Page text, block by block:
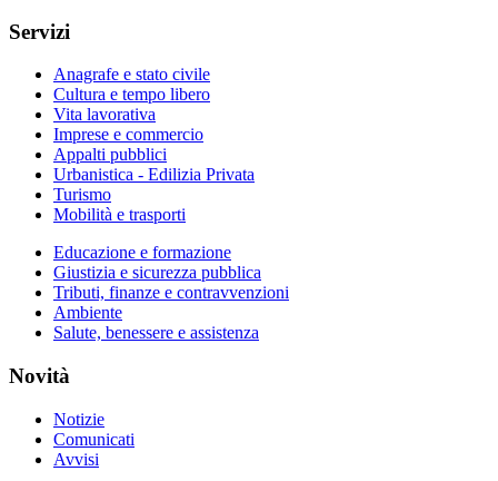
Servizi
Anagrafe e stato civile
Cultura e tempo libero
Vita lavorativa
Imprese e commercio
Appalti pubblici
Urbanistica - Edilizia Privata
Turismo
Mobilità e trasporti
Educazione e formazione
Giustizia e sicurezza pubblica
Tributi, finanze e contravvenzioni
Ambiente
Salute, benessere e assistenza
Novità
Notizie
Comunicati
Avvisi